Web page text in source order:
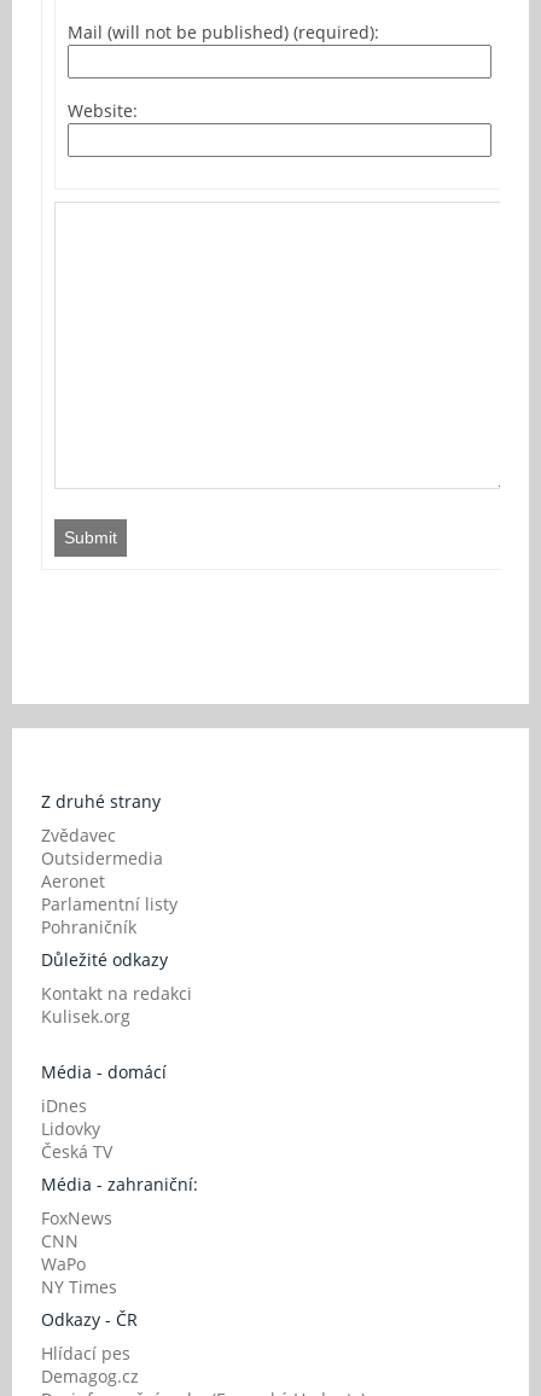
Mail (will not be published) (required):
Website:
Submit
Z druhé strany
Zvědavec
Outsidermedia
Aeronet
Parlamentní listy
Pohraničník
Důležité odkazy
Kontakt na redakci
Kulisek.org
Média - domácí
iDnes
Lidovky
Česká TV
Média - zahraniční:
FoxNews
CNN
WaPo
NY Times
Odkazy - ČR
Hlídací pes
Demagog.cz